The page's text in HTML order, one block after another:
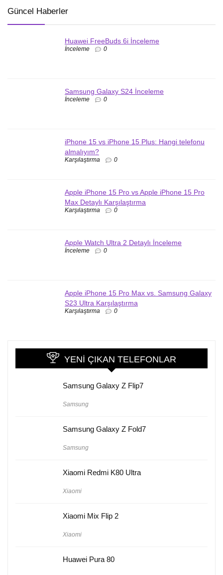
Güncel Haberler
Huawei FreeBuds 6i İnceleme
İnceleme 0
Samsung Galaxy S24 İnceleme
İnceleme 0
iPhone 15 vs iPhone 15 Plus: Hangi telefonu
almalıyım?
Karşılaştırma 0
Apple iPhone 15 Pro vs Apple iPhone 15 Pro
Max Detaylı Karşılaştırma
Karşılaştırma 0
Apple Watch Ultra 2 Detaylı İnceleme
İnceleme 0
Apple iPhone 15 Pro Max vs. Samsung Galaxy
S23 Ultra Karşılaştırma
Karşılaştırma 0
YENI ÇIKAN TELEFONLAR
Samsung Galaxy Z Flip7
Samsung
Samsung Galaxy Z Fold7
Samsung
Xiaomi Redmi K80 Ultra
Xiaomi
Xiaomi Mix Flip 2
Xiaomi
Huawei Pura 80